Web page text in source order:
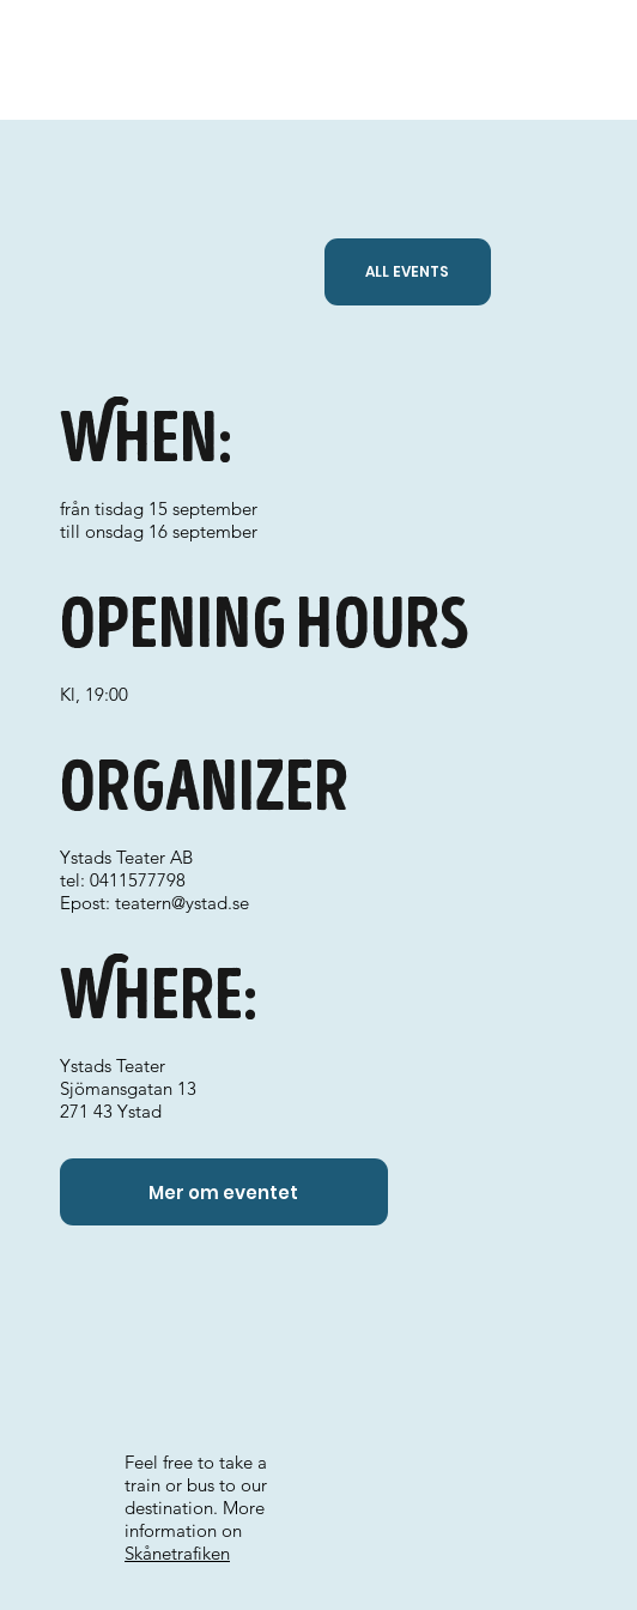
ALL EVENTS
When:
från tisdag 15 september
till onsdag 16 september
Where:
Organizer
Ystads Teater AB
tel: 0411577798
Epost: teatern@ystad.se
Ystads Teater
Sjömansgatan 13
271 43 Ystad
Opening hours
Kl, 19:00
Mer om eventet
Feel free to take a
train or bus to our
destination. More
information on
Skånetrafiken